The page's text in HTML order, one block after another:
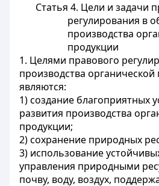
Статья 4. Цели и задачи
регулирования в
производства
продукции
1. Целями правового
производства органической
являются:
1) создание благоприятных
развития производства
продукции;
2) сохранение природных
3) использование
управления природными
почву, воду, воздух,